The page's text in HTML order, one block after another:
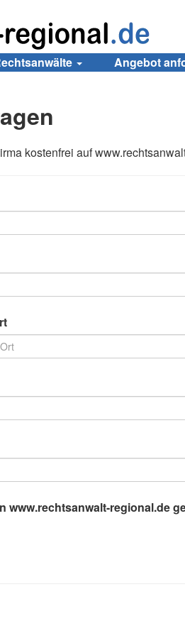
Angebot
kostenfrei auf
www.rechtsanwalt-regional.de